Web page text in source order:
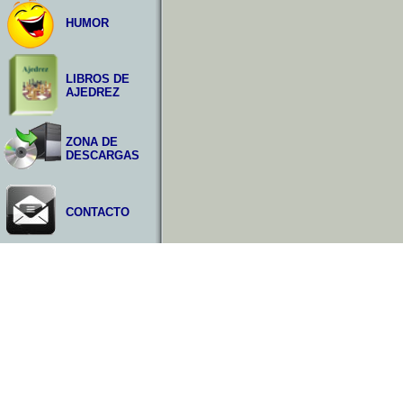
HUMOR
LIBROS DE
AJEDREZ
ZONA DE
DESCARGAS
CONTACTO